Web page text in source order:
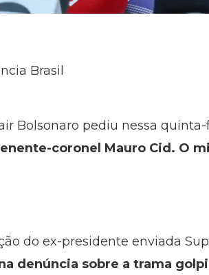
Brasil
Bolsonaro pediu nessa
coronel Mauro Cid. O
do ex-presidente enviada
denúncia sobre a trama